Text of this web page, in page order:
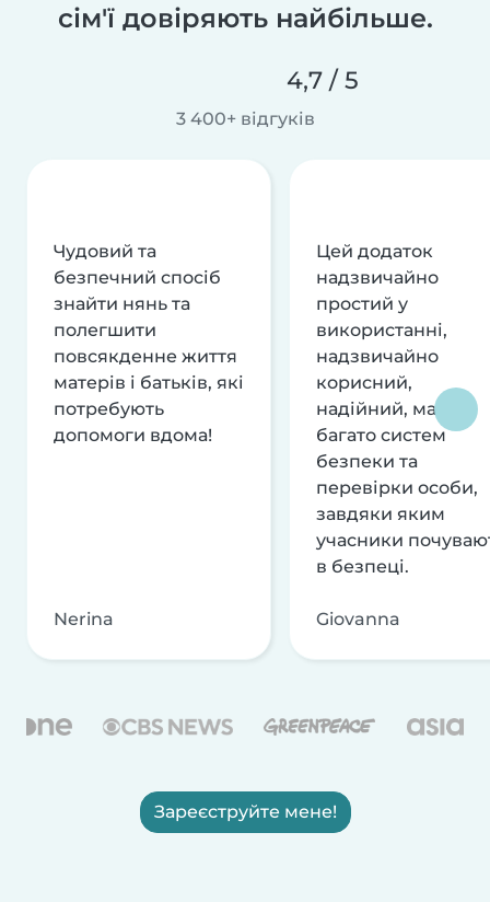
сім'ї довіряють найбільше.
4,7 / 5
3 400+ відгуків
Чудовий та
безпечний спосіб
знайти нянь та
полегшити
повсякденне життя
матерів і батьків, які
потребують
допомоги вдома!
Nerina
Цей додаток
надзвичайно
простий у
використанні,
надзвичайно
корисний,
надійний, має
багато систем
безпеки та
перевірки особи,
завдяки яким
учасники
в безпеці.
Giovanna
Зареєструйте мене!